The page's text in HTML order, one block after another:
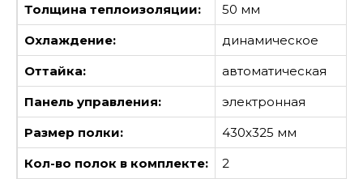
Толщина теплоизоляции:
50 мм
Охлаждение:
динамическое
Оттайка:
автоматическая
Панель управления:
электронная
Размер полки:
430х325 мм
Кол-во полок в комплекте:
2